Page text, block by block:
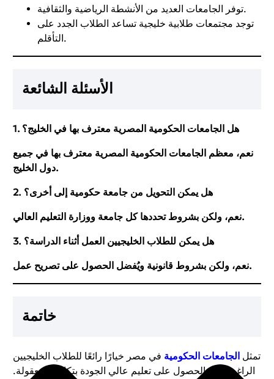
توفر الجامعات العديد من الأنشطة الرياضية والثقافية.
توجد مجتمعات طلابية خليجية تساعد الطلاب الجدد على
التأقلم.
الأسئلة الشائعة
1. هل الجامعات الحكومية المصرية معترف بها في الخليج؟
نعم، معظم الجامعات الحكومية المصرية معترف بها في جميع
دول الخليج.
2. هل يمكن التحويل من جامعة حكومية إلى أخرى؟
نعم، ولكن بشروط تحددها كل جامعة ووزارة التعليم العالي.
3. هل يمكن للطلاب الخليجيين العمل أثناء الدراسة؟
نعم، ولكن بشروط قانونية ويُفضل الحصول على تصريح عمل.
خاتمة
تمثل الجامعات الحكومية في مصر خيارًا رائعًا للطلاب الخليجيين
الراغبين في الحصول على تعليم عالي الجودة بتكاليف معقولة.